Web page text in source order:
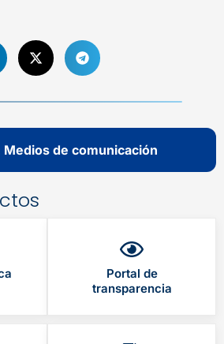
Medios de comunicación
Portal de
transparencia